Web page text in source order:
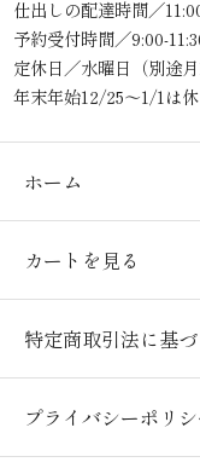
仕出しの配達時間／
予約受付時間／9:00-
定休日／水曜日（別途月
年末年始12/25～1/1は
ホーム
カートを見る
特定商取引法に基
プライバシーポリ